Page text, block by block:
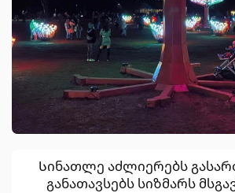
Სინათლე აძლიერებს
განათავსებს სიზმარს